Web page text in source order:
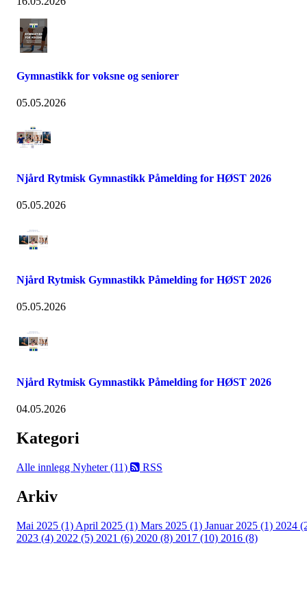
Gymnastikk for voksne og seniorer
05.05.2026
Njård Rytmisk Gymnastikk Påmelding for HØST 2026
05.05.2026
Njård Rytmisk Gymnastikk Påmelding for HØST 2026
05.05.2026
Njård Rytmisk Gymnastikk Påmelding for HØST 2026
04.05.2026
Kategori
Alle innlegg Nyheter (11) RSS
Arkiv
Mai 2025 (1) April 2025 (1) Mars 2025 (1) Januar 2025 (1) 2024
2023 (4) 2022 (5) 2021 (6) 2020 (8) 2017 (10) 2016 (8)